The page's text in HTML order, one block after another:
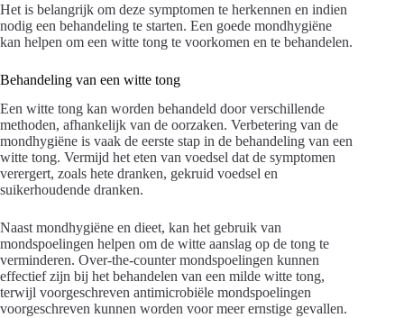
Het is belangrijk om deze symptomen te herkennen en indien
nodig een behandeling te starten. Een goede mondhygiëne
kan helpen om een witte tong te voorkomen en te behandelen.
Behandeling van een witte tong
Een witte tong kan worden behandeld door verschillende
methoden, afhankelijk van de oorzaken. Verbetering van de
mondhygiëne is vaak de eerste stap in de behandeling van een
witte tong. Vermijd het eten van voedsel dat de symptomen
verergert, zoals hete dranken, gekruid voedsel en
suikerhoudende dranken.
Naast mondhygiëne en dieet, kan het gebruik van
mondspoelingen helpen om de witte aanslag op de tong te
verminderen. Over-the-counter mondspoelingen kunnen
effectief zijn bij het behandelen van een milde witte tong,
terwijl voorgeschreven antimicrobiële mondspoelingen
voorgeschreven kunnen worden voor meer ernstige gevallen.